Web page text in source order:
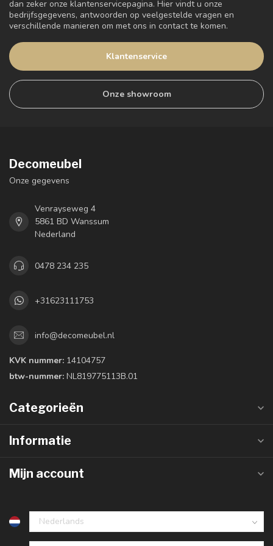
dan zeker onze klantenservicepagina. Hier vindt u onze
bedrijfsgegevens, antwoorden op veelgestelde vragen en
verschillende manieren om met ons in contact te komen.
Klantenservice
Onze showroom
Decomeubel
Onze gegevens
Venrayseweg 4
5861 BD Wanssum
Nederland
0478 234 235
+31623111753
info@decomeubel.nl
KVK nummer: 14104757
btw-nummer: NL819775113B.01
Categorieën
Informatie
Mijn account